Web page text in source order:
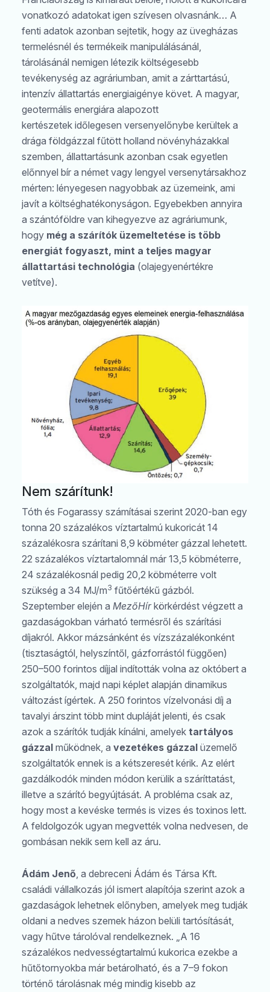
vonatkozó adatokat igen szívesen olvasnánk… A
fenti adatok azonban sejtetik, hogy az üvegházas
termelésnél és termékeik manipulálásánál,
tárolásánál nemigen létezik költségesebb
tevékenység az agráriumban, amit a zárttartású,
intenzív állattartás energiaigénye követ. A magyar,
geotermális energiára alapozott
kertészetek időlegesen versenyelőnybe kerültek a
drága földgázzal fűtött holland növényházakkal
szemben, állattartásunk azonban csak egyetlen
előnnyel bír a német vagy lengyel versenytársakhoz
mérten: lényegesen nagyobbak az üzemeink, ami
javít a költséghatékonyságon. Egyebekben annyira
a szántóföldre van kihegyezve az agráriumunk,
hogy még a szárítók üzemeltetése is több
energiát fogyaszt, mint a teljes magyar
állattartási technológia (olajegyenértékre
vetítve).
Nem szárítunk!
Tóth és Fogarassy számításai szerint 2020-ban egy
tonna 20 százalékos víztartalmú kukoricát 14
százalékosra szárítani 8,9 köbméter gázzal lehetett.
22 százalékos víztartalomnál már 13,5 köbméterre,
24 százalékosnál pedig 20,2 köbméterre volt
szükség a 34 MJ/m3 fűtőértékű gázból.
Szeptember elején a MezőHírkörkérdést végzett a
gazdaságokban várható termésről és szárítási
díjakról. Akkor mázsánként és vízszázalékonként
(tisztaságtól, helyszíntől, gázforrástól függően)
250–500 forintos díjjal indították volna az októbert a
szolgáltatók, majd napi képlet alapján dinamikus
változást ígértek. A 250 forintos vízelvonási díj a
tavalyi árszint több mint dupláját jelenti, és csak
azok a szárítók tudják kínálni, amelyek tartályos
gázzal működnek, a vezetékes gázzal üzemelő
szolgáltatók ennek is a kétszeresét kérik. Az elért
gazdálkodók minden módon kerülik a száríttatást,
illetve a szárító begyújtását. A probléma csak az,
hogy most a kevéske termés is vizes és toxinos lett.
A feldolgozók ugyan megvették volna nedvesen, de
gombásan nekik sem kell az áru.
Ádám Jenő , a debreceni Ádám és Társa Kft.
családi vállalkozás jól ismert alapítója szerint azok a
gazdaságok lehetnek előnyben, amelyek meg tudják
oldani a nedves szemek házon belüli tartósítását,
vagy hűtve tárolóval rendelkeznek. „A 16
százalékos nedvességtartalmú kukorica ezekbe a
hűtőtornyokba már betárolható, és a 7–9 fokon
történő tárolásnak még mindig kisebb az